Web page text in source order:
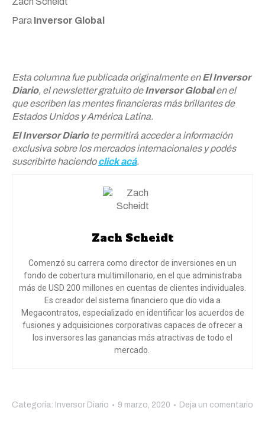
Para Inversor Global
Esta columna fue publicada originalmente enEl Inversor
Diario, el newsletter gratuito deInversor Globalen el
que escriben las mentes financieras más brillantes de
Estados Unidos y América Latina.
El Inversor Diariote permitirá acceder a información
exclusiva sobre los mercados internacionales y podés
suscribirte haciendoclick acá.
Zach Scheidt
Comenzó su carrera como director de inversiones en un
fondo de cobertura multimillonario, en el que administraba
más de USD 200 millones en cuentas de clientes individuales.
Es creador del sistema financiero que dio vida a
Megacontratos, especializado en identificar los acuerdos de
fusiones y adquisiciones corporativas capaces de ofrecer a
los inversores las ganancias más atractivas de todo el
mercado.
Categoría: Inversor Diario 9 marzo, 2020 Deja un comentario